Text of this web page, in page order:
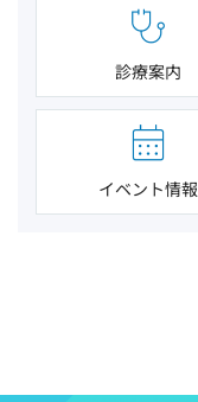
診療案内
イベント情報